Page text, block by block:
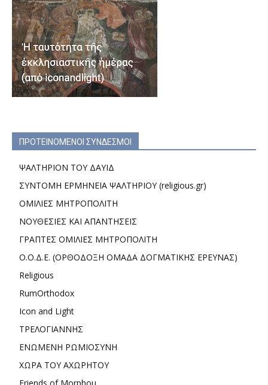
ΠΡΟΤΕΙΝΟΜΕΝΟΙ ΣΥΝΔΕΣΜΟΙ
ΨΑΛΤΗΡΙΟΝ ΤΟΥ ΔΑΥΙΔ
ΣΥΝΤΟΜΗ ΕΡΜΗΝΕΙΑ ΨΑΛΤΗΡΙΟΥ (religious.gr)
ΟΜΙΛΙΕΣ ΜΗΤΡΟΠΟΛΙΤΗ
ΝΟΥΘΕΣΙΕΣ ΚΑΙ ΑΠΑΝΤΗΣΕΙΣ
ΓΡΑΠΤΕΣ ΟΜΙΛΙΕΣ ΜΗΤΡΟΠΟΛΙΤΗ
Ο.Ο.Δ.Ε. (ΟΡΘΟΔΟΞΗ ΟΜΑΔΑ ΔΟΓΜΑΤΙΚΗΣ ΕΡΕΥΝΑΣ)
Religious
RumOrthodox
Icon and Light
ΤΡΕΛΟΓΙΑΝΝΗΣ
ΕΝΩΜΕΝΗ ΡΩΜΙΟΣΥΝΗ
ΧΩΡΑ ΤΟΥ ΑΧΩΡΗΤΟΥ
Friends of Morphou